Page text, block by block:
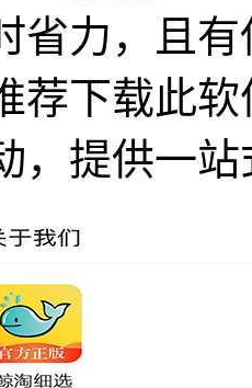
省力，且
荐下载此
，提供一